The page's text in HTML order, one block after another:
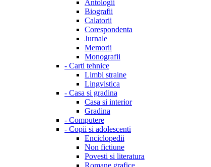
Antologii
Biografii
Calatorii
Corespondenta
Jurnale
Memorii
Monografii
- Carti tehnice
Limbi straine
Lingvistica
- Casa si gradina
Casa si interior
Gradina
- Computere
- Copii si adolescenti
Enciclopedii
Non fictiune
Povesti si literatura
Romane grafice